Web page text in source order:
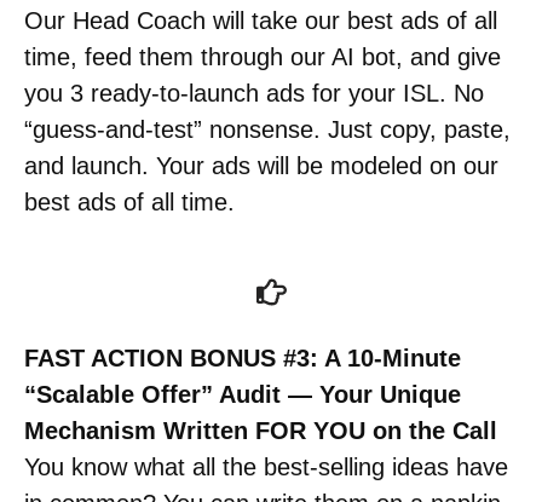
Our Head Coach will take our best ads of all
time, feed them through our AI bot, and give
you 3 ready-to-launch ads for your ISL. No
“guess-and-test” nonsense. Just copy, paste,
and launch. Your ads will be modeled on our
best ads of all time.
FAST ACTION BONUS #3: A 10-Minute
“Scalable Offer” Audit — Your Unique
Mechanism Written FOR YOU on the Call
You know what all the best-selling ideas have